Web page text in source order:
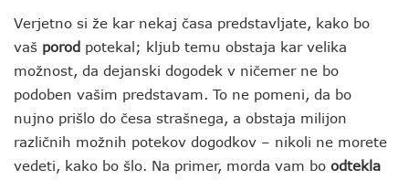
Verjetno si že kar nekaj časa predstavljate, kako bo
vaš porod potekal; kljub temu obstaja kar velika
možnost, da dejanski dogodek v ničemer ne bo
podoben vašim predstavam. To ne pomeni, da bo
nujno prišlo do česa strašnega, a obstaja milijon
različnih možnih potekov dogodkov – nikoli ne morete
vedeti, kako bo šlo. Na primer, morda vam bo odtekla